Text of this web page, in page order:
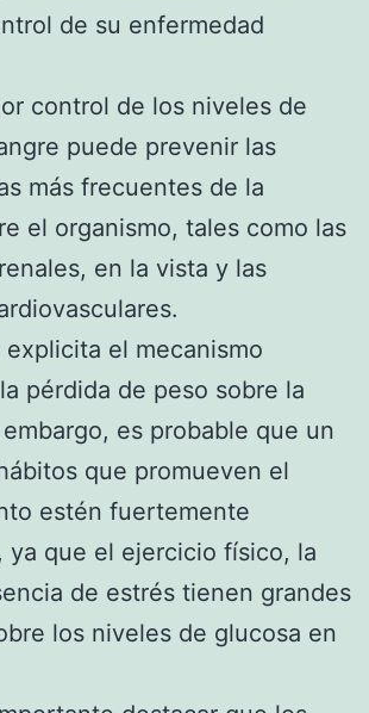
de su enfermedad
control de los niveles de
puede prevenir las
más frecuentes de la
el organismo, tales como las
en la vista y las
el mecanismo
pérdida de peso sobre la
es probable que un
que promueven el
estén fuertemente
ya que el ejercicio físico, la
de estrés tienen grandes
los niveles de glucosa en